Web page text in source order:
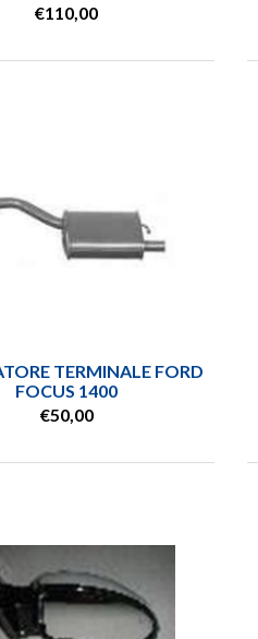
€110,00
TERMINALE FORD
FOCUS 1400
€50,00